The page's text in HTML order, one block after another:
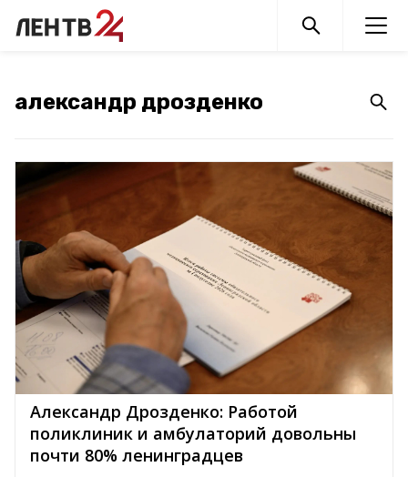
Александр Дрозденко: Работой
поликлиник и амбулаторий довольны
почти 80% ленинградцев